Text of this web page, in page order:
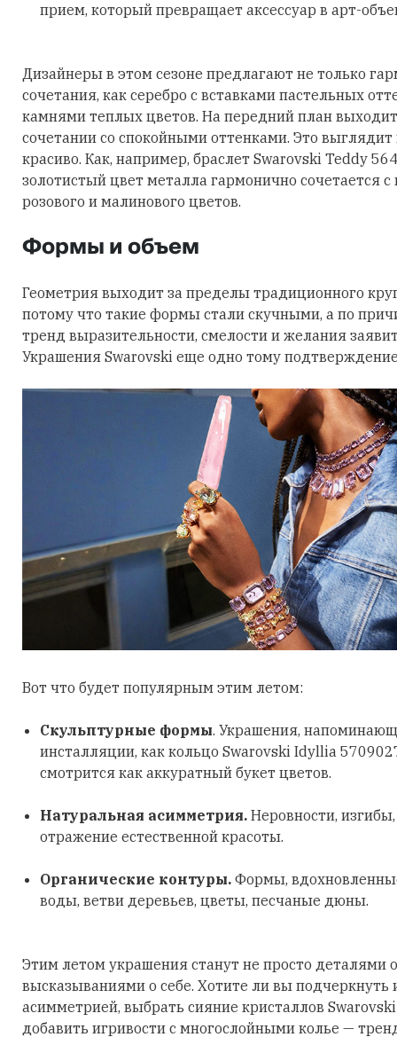
прием, который превращает аксессуар в арт-
Дизайнеры в этом сезоне предлагают не только
сочетания, как серебро с вставками пастельных
камнями теплых цветов. На передний план
сочетании со спокойными оттенками. Это
красиво. Как, например, браслет Swarovski Teddy
золотистый цвет металла гармонично сочетается
розового и малинового цветов.
Формы и объем
Геометрия выходит за пределы традиционного
потому что такие формы стали скучными, а по
тренд выразительности, смелости и желания
Украшения Swarovski еще одно тому
Вот что будет популярным этим летом:
Скульптурные формы. Украшения,
инсталляции, как кольцо Swarovski Idyllia
смотрится как аккуратный букет цветов.
Натуральная асимметрия. Неровности,
отражение естественной красоты.
Органические контуры. Формы,
воды, ветви деревьев, цветы, песчаные дюны.
Этим летом украшения станут не просто деталями
высказываниями о себе. Хотите ли вы подчеркнуть
асимметрией, выбрать сияние кристаллов
добавить игривости с многослойными колье —